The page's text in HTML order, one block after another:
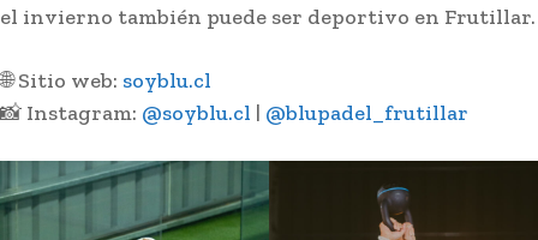
el invierno también puede ser deportivo en Frutillar.
🌐 Sitio web: soyblu.cl
📸 Instagram: @soyblu.cl | @blupadel_frutillar